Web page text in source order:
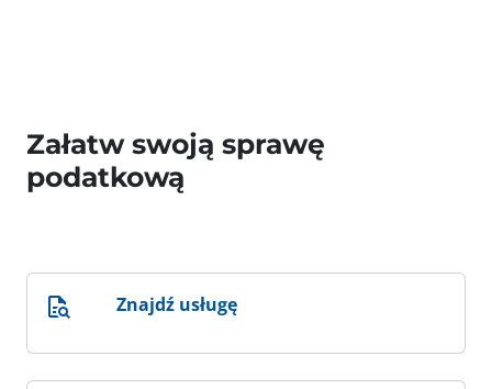
Załatw swoją sprawę
podatkową
Znajdź usługę